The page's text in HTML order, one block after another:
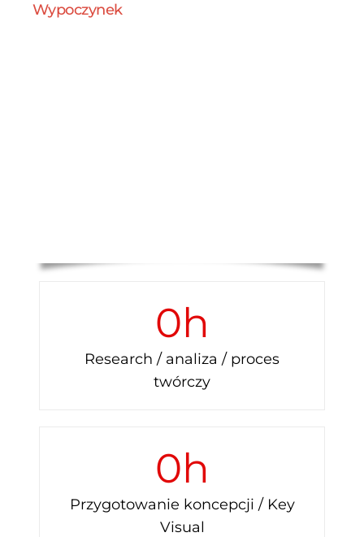
Wypoczynek
0h
Research / analiza / proces
twórczy
0h
Przygotowanie koncepcji / Key
Visual